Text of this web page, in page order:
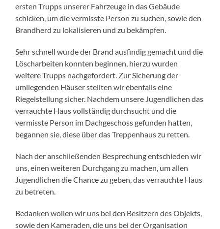
ersten Trupps unserer Fahrzeuge in das Gebäude
schicken, um die vermisste Person zu suchen, sowie den
Brandherd zu lokalisieren und zu bekämpfen.
Sehr schnell wurde der Brand ausfindig gemacht und die
Löscharbeiten konnten beginnen, hierzu wurden
weitere Trupps nachgefordert. Zur Sicherung der
umliegenden Häuser stellten wir ebenfalls eine
Riegelstellung sicher. Nachdem unsere Jugendlichen das
verrauchte Haus vollständig durchsucht und die
vermisste Person im Dachgeschoss gefunden hatten,
begannen sie, diese über das Treppenhaus zu retten.
Nach der anschließenden Besprechung entschieden wir
uns, einen weiteren Durchgang zu machen, um allen
Jugendlichen die Chance zu geben, das verrauchte Haus
zu betreten.
Bedanken wollen wir uns bei den Besitzern des Objekts,
sowie den Kameraden, die uns bei der Organisation